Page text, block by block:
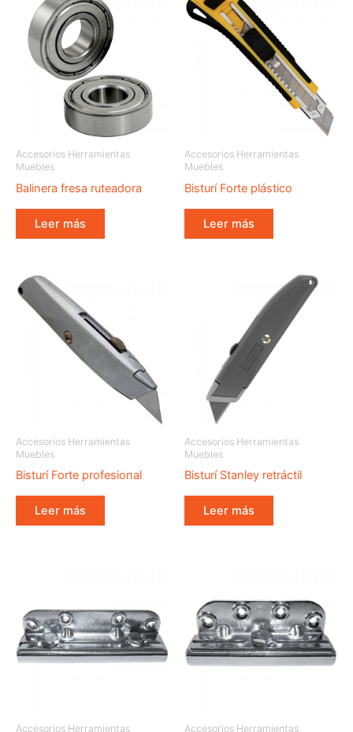
Accesorios Herramientas
Muebles
Balinera fresa ruteadora
Leer más
Accesorios Herramientas
Muebles
Bisturí Forte plástico
Leer más
Accesorios Herramientas
Muebles
Bisturí Forte profesional
Leer más
Accesorios Herramientas
Muebles
Bisturí Stanley retráctil
Leer más
Accesorios Herramientas Accesorios Herramientas